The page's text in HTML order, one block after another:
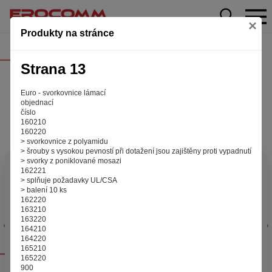
Produkty na stránce ×
Strana 13
Euro - svorkovnice lámací
objednací
číslo
160210
160220
> svorkovnice z polyamidu
> šrouby s vysokou pevností při dotažení jsou zajištěny proti vypadnutí
> svorky z poniklované mosazi
162221
> splňuje požadavky UL/CSA
> balení 10 ks
162220
163210
163220
164210
164220
165210
165220
900
Aby web fungoval tak, jak ho znáte (souhlas
s cookies)
Záleží nám na tom, aby pro vás nakupování bylo co nejlepší
zážitkem. Abyste na našich stránkách rychle našli to, co
hledáte, ušetřili spoustu klikání a nezobrazovaly se vám
reklamy na věci, které vás nezajímají. Abyste web viděli
v zobrazení na které jste zvyklí a nemuseli se pokaždé
přihlašovat. Proto od vás potřebujeme souhlas se